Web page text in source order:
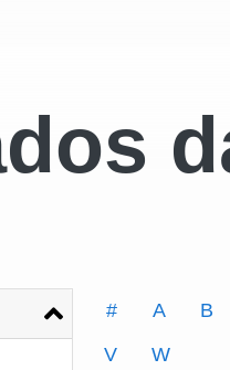
# A B
V
W